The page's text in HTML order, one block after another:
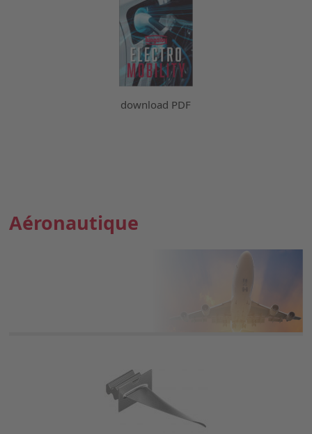
download PDF
Aéronautique